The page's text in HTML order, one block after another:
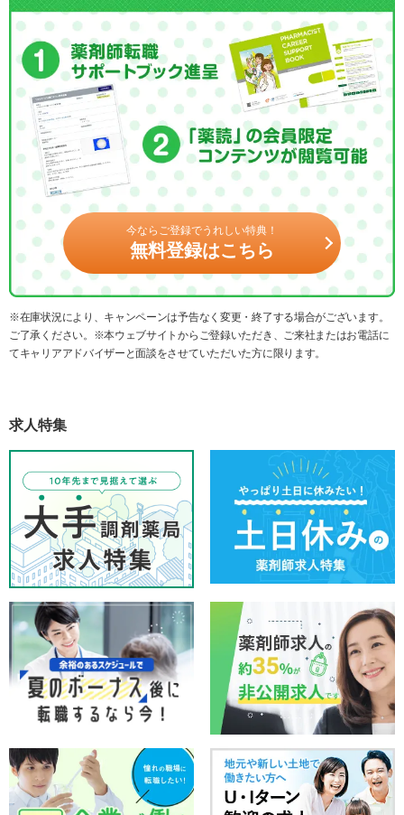
今ならご登録でうれしい特典！
無料登録はこちら
※在庫状況により、キャンペーンは予告なく変更・終了する場合がございます。
ご了承ください。※本ウェブサイトからご登録いただき、ご来社またはお電話に
てキャリアアドバイザーと面談をさせていただいた方に限ります。
求人特集